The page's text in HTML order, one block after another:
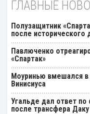
ГЛАВНЫЕ
Полузащитник
после исторического
Павлюченко
«Спартак»
Моуринью вмешался
Винисиуса
Угальде дал ответ
после трансфера Даку